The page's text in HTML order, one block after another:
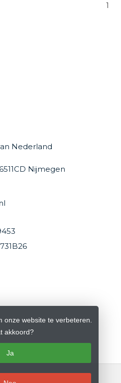
1
Nederland
Nijmegen
onze website te verbeteren.
akkoord?
Ja